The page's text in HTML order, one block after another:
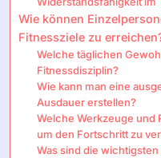
Wie können
Fitnessziele zu
Welche täglichen
Fitnessdisziplin?
Wie kann man eine
Ausdauer erstellen?
Welche Werkzeuge und
um den Fortschritt zu
Was sind die